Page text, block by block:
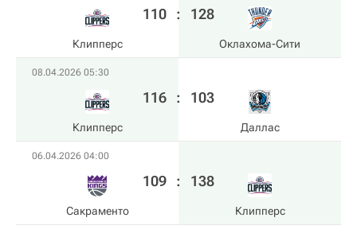
Клипперс
110 : 128
Оклахома-Сити
08.04.2026 05:30
Клипперс
116 : 103
Даллас
06.04.2026 04:00
Сакраменто
109 : 138
Клипперс